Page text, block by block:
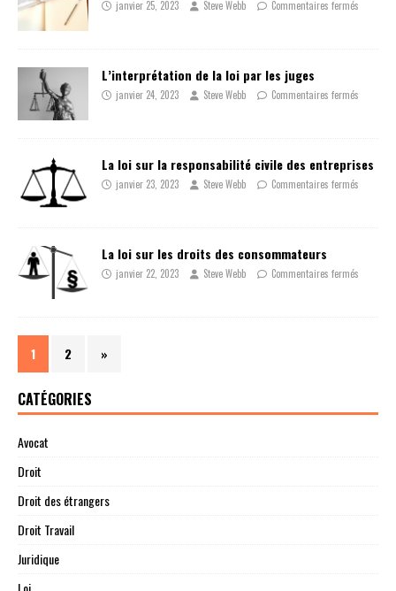
janvier 25, 2023 Steve Webb Commentaires fermés
L’interprétation de la loi par les juges
janvier 24, 2023 Steve Webb Commentaires fermés
La loi sur la responsabilité civile des entreprises
janvier 23, 2023 Steve Webb Commentaires fermés
La loi sur les droits des consommateurs
janvier 22, 2023 Steve Webb Commentaires fermés
1 2 »
CATÉGORIES
Avocat
Droit
Droit des étrangers
Droit Travail
Juridique